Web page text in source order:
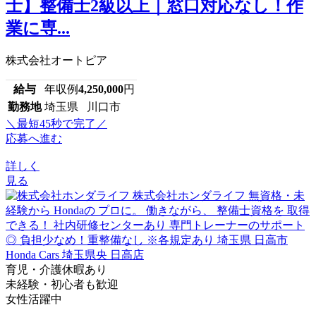
士】整備士2級以上｜窓口対応なし！作
業に専...
株式会社オートピア
給与 年収例4,250,000円
勤務地 埼玉県 川口市
＼最短45秒で完了／
応募へ進む
詳しく
見る
育児・介護休暇あり
未経験・初心者も歓迎
女性活躍中